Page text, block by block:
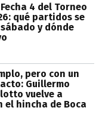
4 del Torneo
qué partidos se
y dónde
pero con un
Guillermo
vuelve a
el hincha de Boca